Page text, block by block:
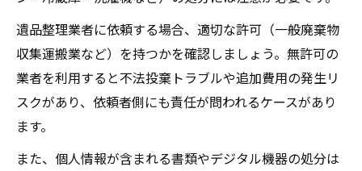
遺品整理業者に依頼する場合、適切な許可（一般廃棄物
収集運搬業など）を持つかを確認しましょう。無許可の
業者を利用すると不法投棄トラブルや追加費用の発生リ
スクがあり、依頼者側にも責任が問われるケースがあり
ます。
また、個人情報が含まれる書類やデジタル機器の処分は